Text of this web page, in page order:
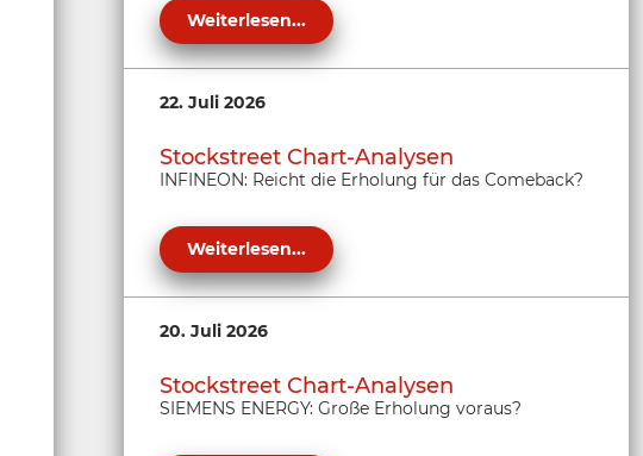
Weiterlesen...
22. Juli 2026
Stockstreet Chart-Analysen
INFINEON: Reicht die Erholung für das Comeback?
Weiterlesen...
20. Juli 2026
Stockstreet Chart-Analysen
SIEMENS ENERGY: Große Erholung voraus?